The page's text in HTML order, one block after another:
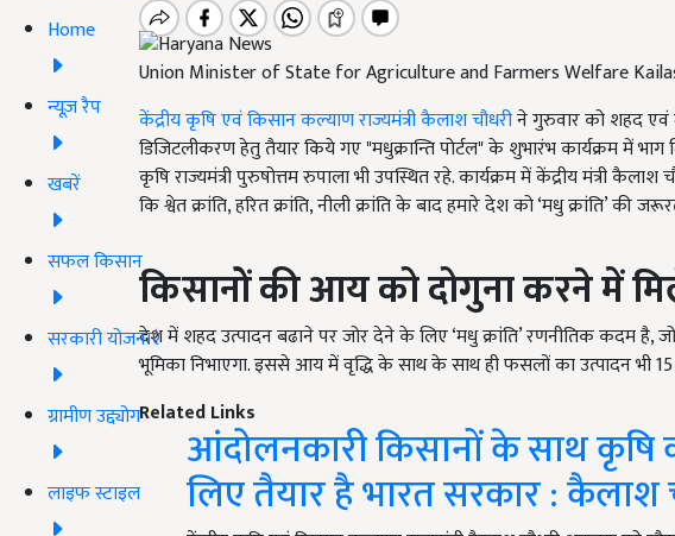
Home
न्यूज़ रैप
खबरें
सफल किसान
सरकारी योजनाएं
ग्रामीण उद्द्योग
लाइफ स्टाइल
Union Minister of State for Agriculture and Farmers Welfare
केंद्रीय कृषि एवं किसान कल्याण राज्यमंत्री कैलाश चौधरीने गुरुवार को शहद एवं
डिजिटलीकरण हेतु तैयार किये गए "मधुक्रान्ति पोर्टल" के शुभारंभ कार्यक्रम में
कृषि राज्यमंत्री पुरुषोत्तम रुपाला भी उपस्थित रहे. कार्यक्रम में केंद्रीय मंत्री कैलाश
कि श्वेत क्रांति, हरित क्रांति, नीली क्रांति के बाद हमारे देश को ‘मधु क्रांति’ की
किसानों की आय को दोगुना करने में
देश में शहद उत्पादन बढाने पर जोर देने के लिए ‘मधु क्रांति’ रणनीतिक कदम
भूमिका निभाएगा. इससे आय में वृद्धि के साथ के साथ ही फसलों का उत्पादन भी
Related Links
आंदोलनकारी किसानों के साथ कृषि
लिए तैयार है भारत सरकार : कैलाश